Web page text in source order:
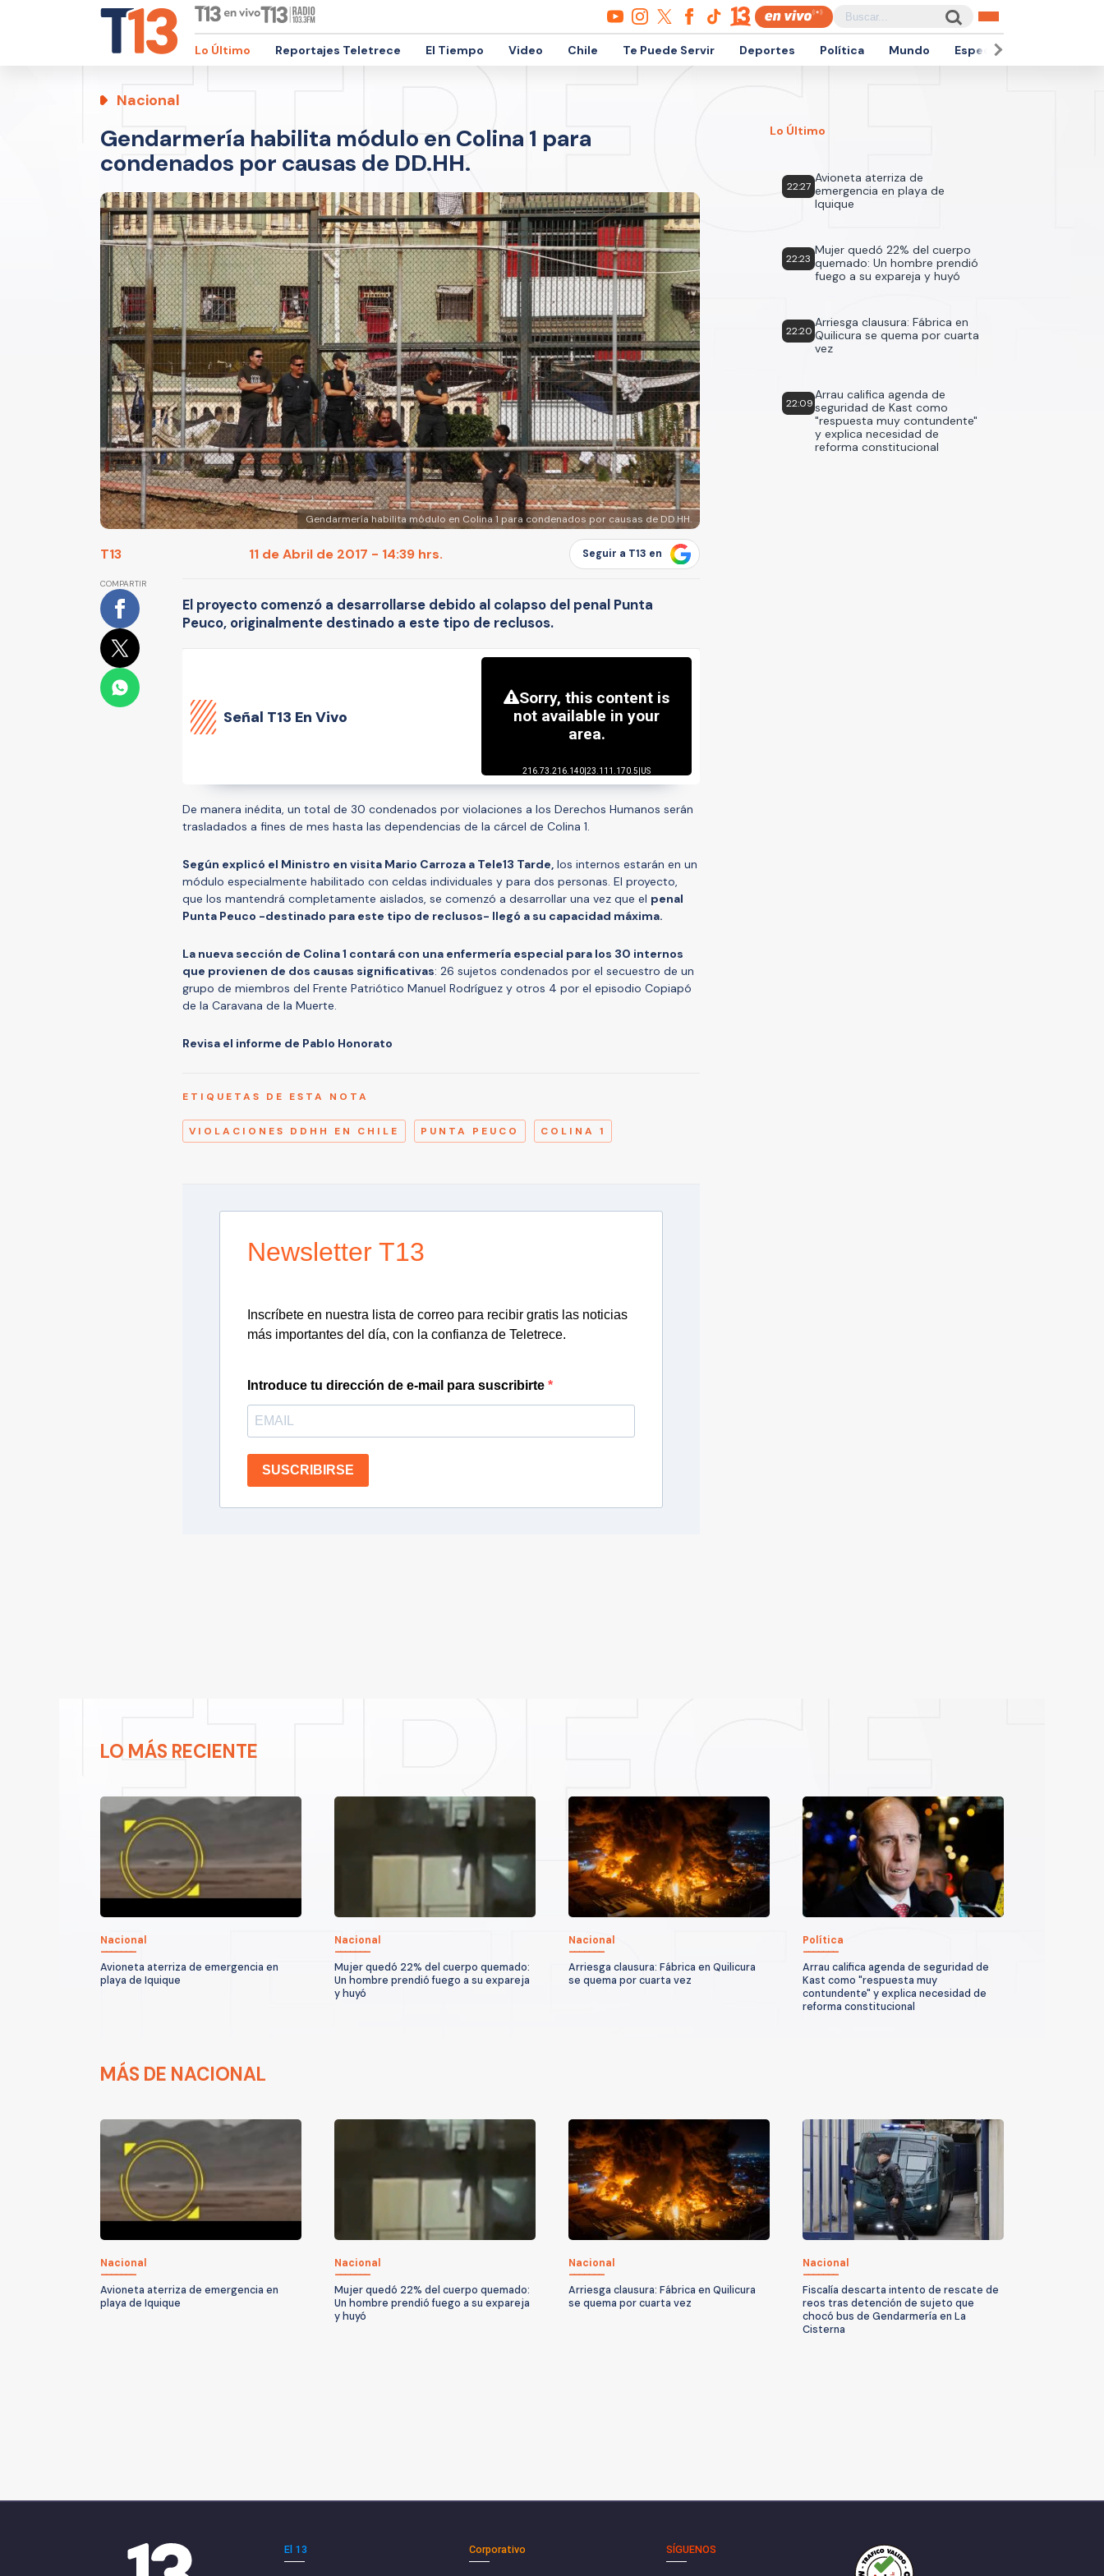
Lo Último Reportajes Teletrece El Tiempo Video Chile Te Puede Servir Deportes Política Mundo Espectáculos
Nacional
Gendarmería habilita módulo en Colina 1 para
condenados por causas de DD.HH.
Gendarmería habilita módulo en Colina 1 para condenados por causas de DD.HH.
T13 11 de Abril de 2017 - 14:39 hrs. Seguir a T13 en
COMPARTIR
El proyecto comenzó a desarrollarse debido al colapso del penal Punta
Peuco, originalmente destinado a este tipo de reclusos.
Señal T13 En Vivo
De manera inédita, un total de 30 condenados por violaciones a los Derechos Humanos serán
trasladados a fines de mes hasta las dependencias de la cárcel de Colina 1.
Según explicó el Ministro en visita Mario Carroza a Tele13 Tarde, los internos estarán en un
módulo especialmente habilitado con celdas individuales y para dos personas. El proyecto,
que los mantendrá completamente aislados, se comenzó a desarrollar una vez que el penal
Punta Peuco -destinado para este tipo de reclusos- llegó a su capacidad máxima.
La nueva sección de Colina 1 contará con una enfermería especial para los 30 internos
que provienen de dos causas significativas: 26 sujetos condenados por el secuestro de un
grupo de miembros del Frente Patriótico Manuel Rodríguez y otros 4 por el episodio Copiapó
de la Caravana de la Muerte.
Revisa el informe de Pablo Honorato
ETIQUETAS DE ESTA NOTA
VIOLACIONES DDHH EN CHILE PUNTA PEUCO COLINA 1
Newsletter T13
Inscríbete en nuestra lista de correo para recibir gratis las noticias
más importantes del día, con la confianza de Teletrece.
Introduce tu dirección de e-mail para suscribirte
SUSCRIBIRSE
Lo Último
22:27
Avioneta aterriza de
emergencia en playa de
Iquique
22:23
Mujer quedó 22% del cuerpo
quemado: Un hombre prendió
fuego a su expareja y huyó
22:20
Arriesga clausura: Fábrica en
Quilicura se quema por cuarta
vez
22:09
Arrau califica agenda de
seguridad de Kast como
"respuesta muy contundente"
y explica necesidad de
reforma constitucional
LO MÁS RECIENTE
Nacional
Avioneta aterriza de emergencia en
playa de Iquique
Nacional
Mujer quedó 22% del cuerpo quemado:
Un hombre prendió fuego a su expareja
y huyó
Nacional
Arriesga clausura: Fábrica en Quilicura
se quema por cuarta vez
Política
Arrau califica agenda de seguridad de
Kast como "respuesta muy
contundente" y explica necesidad de
reforma constitucional
MÁS DE NACIONAL
Nacional
Avioneta aterriza de emergencia en
playa de Iquique
Nacional
Mujer quedó 22% del cuerpo quemado:
Un hombre prendió fuego a su expareja
y huyó
Nacional
Arriesga clausura: Fábrica en Quilicura
se quema por cuarta vez
Nacional
Fiscalía descarta intento de rescate de
reos tras detención de sujeto que
chocó bus de Gendarmería en La
Cisterna
El 13 Corporativo SÍGUENOS